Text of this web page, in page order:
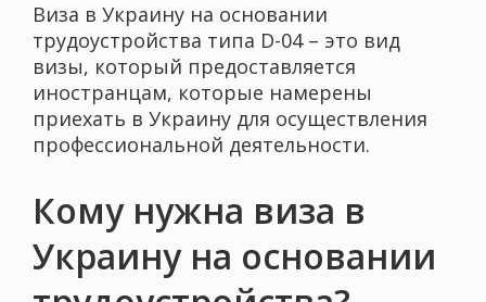
Виза в Украину на основании
трудоустройства типа D-04 – это вид
визы, который предоставляется
иностранцам, которые намерены
приехать в Украину для осуществления
профессиональной деятельности.
Кому нужна виза в
Украину на основании